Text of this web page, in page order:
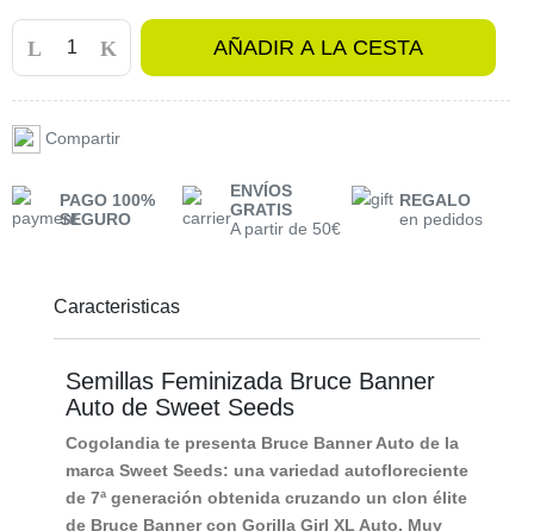
AÑADIR A LA CESTA
Compartir
PAGO 100%
SEGURO
ENVÍOS
GRATIS
A partir de 50€
REGALO
en pedidos
Caracteristicas
Semillas Feminizada Bruce Banner
Auto de Sweet Seeds
Cogolandia te presenta Bruce Banner Auto de la
marca Sweet Seeds: una variedad autofloreciente
de 7ª generación obtenida cruzando un clon élite
de Bruce Banner con Gorilla Girl XL Auto. Muy